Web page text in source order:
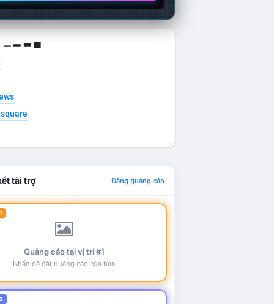
▁ ▂ ▃ ▄
tài trợ Đăng quảng cáo
Quảng cáo tại vị trí #1
Nhấn để đặt quảng cáo của bạn